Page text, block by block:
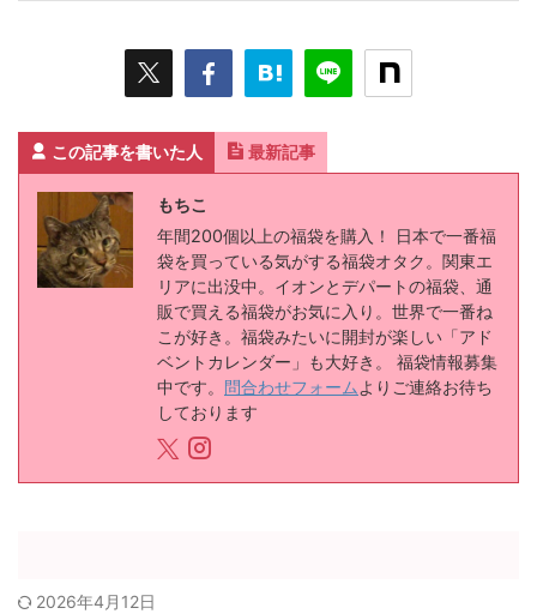
この記事を書いた人 最新記事
もちこ
年間200個以上の福袋を購入！ 日本で一番福
袋を買っている気がする福袋オタク。関東エ
リアに出没中。イオンとデパートの福袋、通
販で買える福袋がお気に入り。世界で一番ね
こが好き。福袋みたいに開封が楽しい「アド
ベントカレンダー」も大好き。 福袋情報募集
中です。 問合わせフォーム よりご連絡お待ち
しております
2026年4月12日